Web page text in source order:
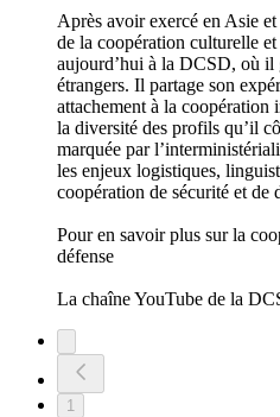
Après avoir exercé en Asie
de la coopération culturelle
aujourd’hui à la DCSD, où il
étrangers. Il partage son
attachement à la coopération
la diversité des profils qu’il
marquée par
les enjeux logistiques,
coopération de sécurité et de
Pour en savoir plus sur la
défense
La chaîne YouTube de la
1